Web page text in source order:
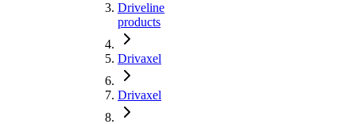
Driveline
products
Drivaxel
Drivaxel